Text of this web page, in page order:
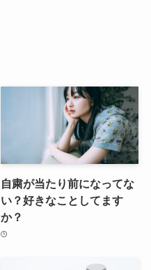
自粛が当たり前になってな
い？好きなことしてます
か？